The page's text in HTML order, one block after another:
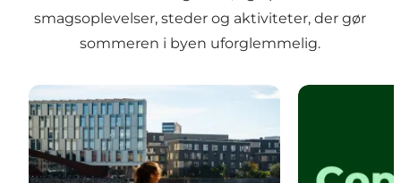
smagsoplevelser, steder og aktiviteter, der gør
sommeren i byen uforglemmelig.
Den essentielle guide: Sommer i København
Udforsk